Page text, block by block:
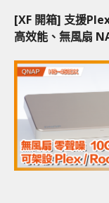
[XF 開箱] 支援
高效能、無風扇